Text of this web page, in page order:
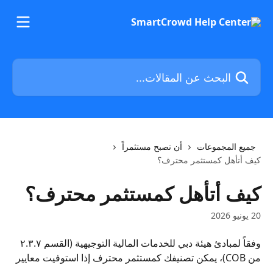
البحث عن المقالات...
جميع المجموعات
أن تصبح مستثمراً
كيف أتأهل كمستثمر محترف؟
كيف أتأهل كمستثمر محترف؟
20 يونيو 2026
من COB)، يمكن تصنيفك كمستثمر محترف إذا استوفيت معايير